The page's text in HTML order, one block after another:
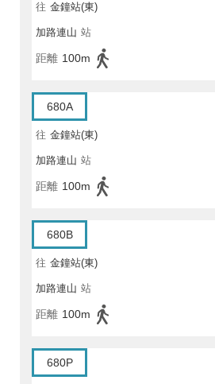
往 金鐘站(東)
加路連山 站
距離 100m
680A
往 金鐘站(東)
加路連山 站
距離 100m
680B
往 金鐘站(東)
加路連山 站
距離 100m
680P